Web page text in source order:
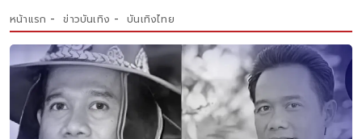
หน้าแรก ข่าวบันเทิง บันเทิงไทย